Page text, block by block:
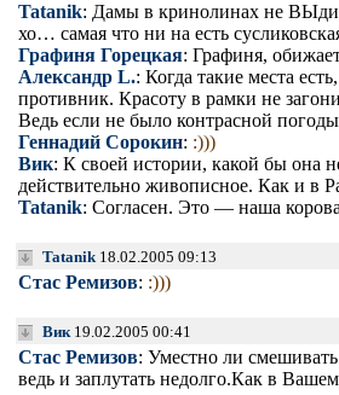
Tatanik: Дамы в кринолинах не
хо… самая что ни на есть
Графиня Горецкая: Графиня,
Александр L.: Когда такие места
противник. Красоту в рамки не
Ведь если не было контрасной
Геннадий Сорокин: :)))
Вик: К своей истории, какой бы она
действительно живописное. Как и в
Tatanik: Согласен. Это — наша
Tatanik18.02.2005 09:13
Стас Ремизов: :)))
Вик19.02.2005 00:41
Стас Ремизов: Уместно ли
ведь и заплутать недолго.Как в